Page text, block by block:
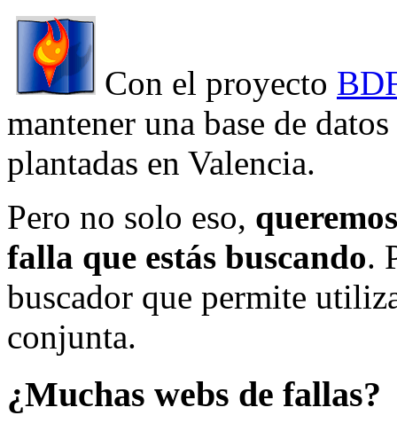
Con el proyecto
mantener una base de
plantadas en Valencia.
Pero no solo eso,
falla que estás buscando.
buscador que permite
conjunta.
¿Muchas webs de fallas?